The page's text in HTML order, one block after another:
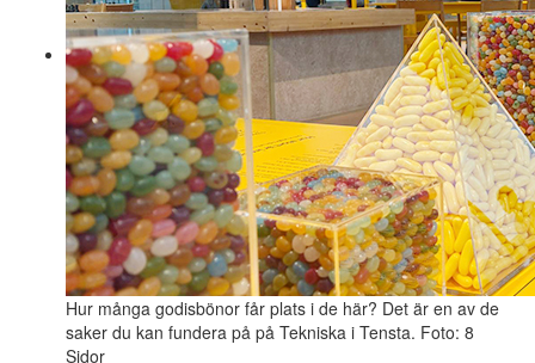
Hur många godisbönor får plats i de här? Det är en av de
saker du kan fundera på på Tekniska i Tensta. Foto: 8
Sidor